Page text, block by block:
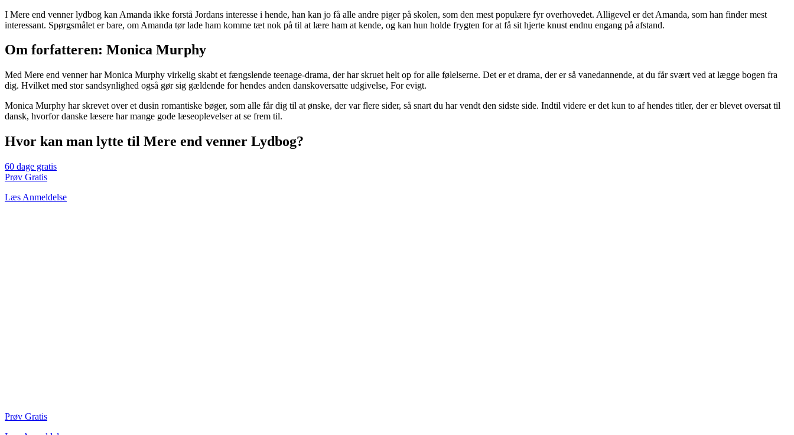
I Mere end venner lydbog kan Amanda ikke forstå Jordans interesse i hende, han kan jo få alle andre piger på skolen, som den mest populære fyr overhovedet. Alligevel er det Amanda, som han finder mest
interessant. Spørgsmålet er bare, om Amanda tør lade ham komme tæt nok på til at lære ham at kende, og kan hun holde frygten for at få sit hjerte knust endnu engang på afstand.
Om forfatteren: Monica Murphy
Med Mere end venner har Monica Murphy virkelig skabt et fængslende teenage-drama, der har skruet helt op for alle følelserne. Det er et drama, der er så vanedannende, at du får svært ved at lægge bogen fra
dig. Hvilket med stor sandsynlighed også gør sig gældende for hendes anden danskoversatte udgivelse, For evigt.
Monica Murphy har skrevet over et dusin romantiske bøger, som alle får dig til at ønske, der var flere sider, så snart du har vendt den sidste side. Indtil videre er det kun to af hendes titler, der er blevet oversat til
dansk, hvorfor danske læsere har mange gode læseoplevelser at se frem til.
Hvor kan man lytte til Mere end venner Lydbog?
60 dage gratis
Prøv Gratis
Læs Anmeldelse
Prøv Gratis